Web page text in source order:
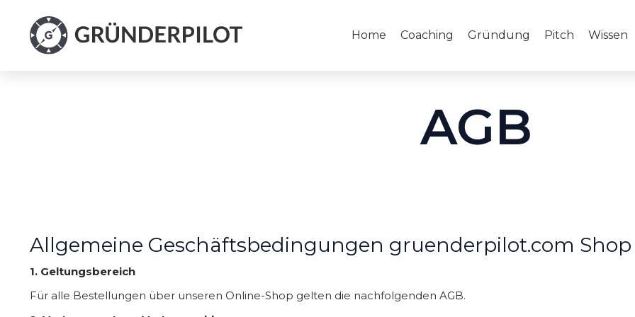
Home Coaching Gründung Pitch Wissen
AGB
Allgemeine Geschäftsbedingungen gruenderpilot.com Shop
1. Geltungsbereich
Für alle Bestellungen über unseren Online-Shop gelten die nachfolgenden AGB.